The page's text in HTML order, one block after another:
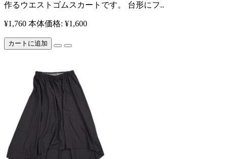
作るウエストゴムスカートです。 台形にフ..
¥1,760 本体価格: ¥1,600
カートに追加